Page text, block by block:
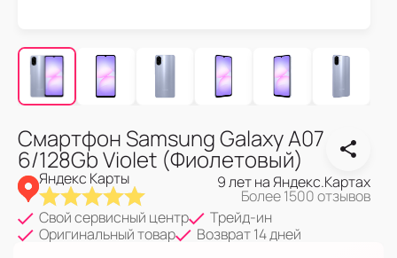
Смартфон Samsung Galaxy A07
6/128Gb Violet (Фиолетовый)
Яндекс Карты 9 лет на Яндекс.Картах
Более 1500 отзывов
Свой сервисный центр
Трейд-ин
Оригинальный товар
Возврат 14 дней